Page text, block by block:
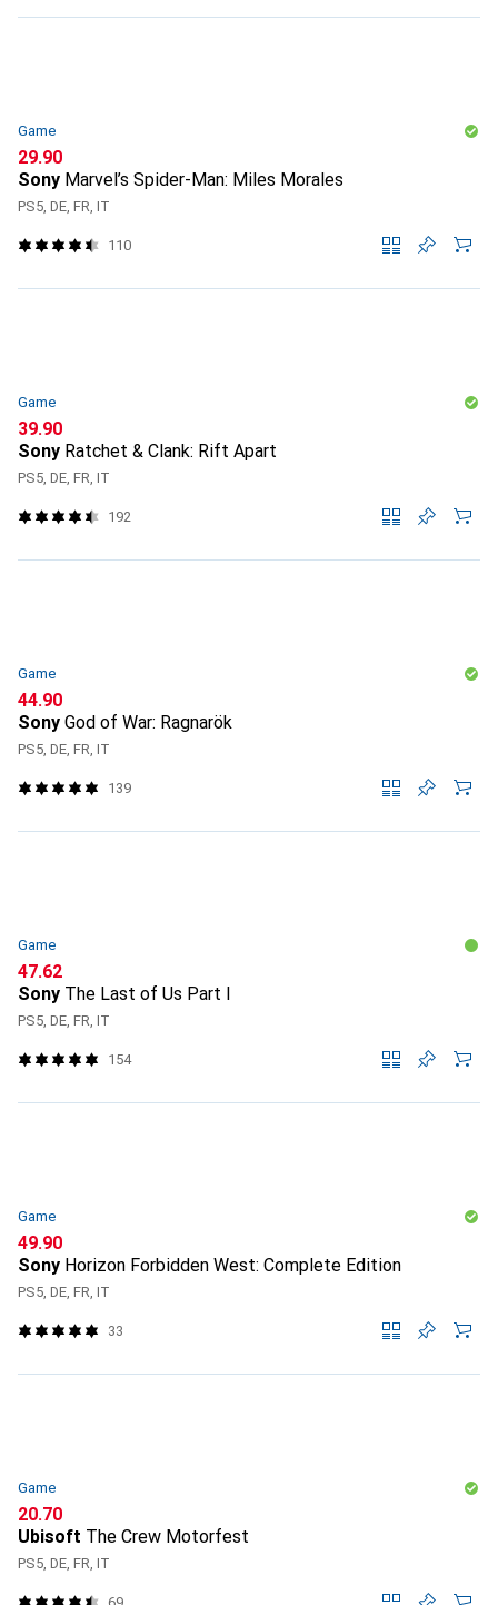
Game
CHF
29.90
Sony Marvel’s Spider-Man: Miles Morales
PS5, DE, FR, IT
110
Game
CHF
39.90
Sony Ratchet & Clank: Rift Apart
PS5, DE, FR, IT
192
Game
CHF
44.90
Sony God of War: Ragnarök
PS5, DE, FR, IT
139
Game
CHF
47.62
Sony The Last of Us Part I
PS5, DE, FR, IT
154
Game
CHF
49.90
Sony Horizon Forbidden West: Complete Edition
PS5, DE, FR, IT
33
Game
CHF
20.70
Ubisoft The Crew Motorfest
PS5, DE, FR, IT